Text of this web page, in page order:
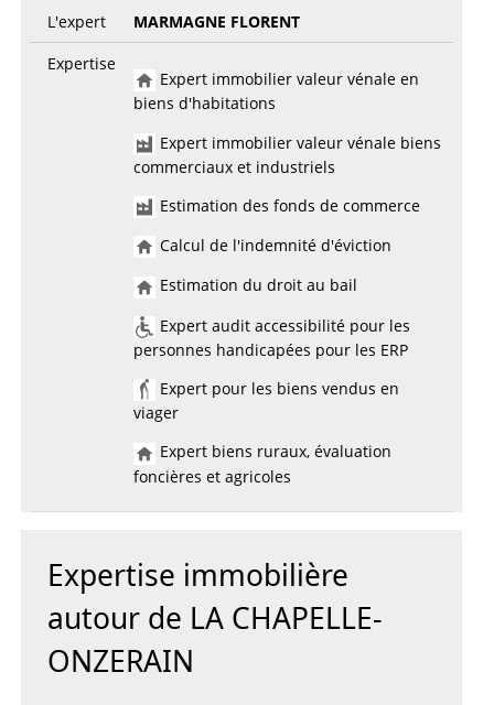
L'expert
MARMAGNE FLORENT
Expertise
Expert immobilier valeur vénale en
biens d'habitations
Expert immobilier valeur vénale biens
commerciaux et industriels
Estimation des fonds de commerce
Calcul de l'indemnité d'éviction
Estimation du droit au bail
Expert audit accessibilité pour les
personnes handicapées pour les ERP
Expert pour les biens vendus en
viager
Expert biens ruraux, évaluation
foncières et agricoles
Expertise immobilière
autour de LA CHAPELLE-
ONZERAIN